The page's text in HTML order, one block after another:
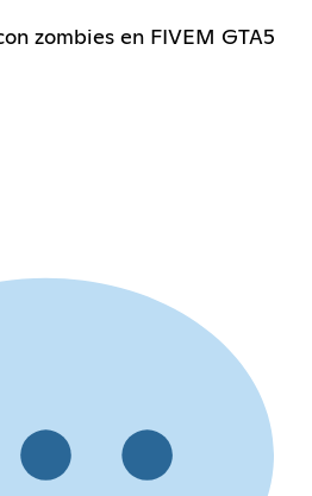
zombies en FIVEM GTA5